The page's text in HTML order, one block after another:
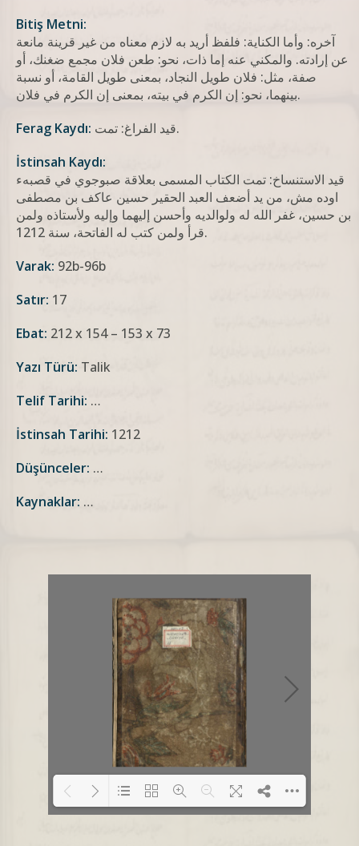
Bitiş Metni:
آخره: وأما الكناية: فلفظ أريد به لازم معناه من غير قرينة مانعة
عن إرادته. والمكني عنه إما ذات، نحو: طعن فلان مجمع ضغنك، أو
صفة، مثل: فلان طويل النجاد، بمعنى طويل القامة، أو نسبة
بينهما، نحو: إن الكرم في بيته، بمعنى إن الكرم في فلان.
Ferag Kaydı:
قيد الفراغ: تمت.
İstinsah Kaydı:
قيد الاستنساخ: تمت الكتاب المسمى بعلاقة صبوجوي في قصبهء
اوده مش، من يد أضعف العبد الحقير حسين عاكف بن مصطفى
بن حسين، غفر الله له ولوالديه وأحسن إليهما وإليه ولأستاذه ولمن
قرأ ولمن كتب له الفاتحة، سنة 1212.
Varak: 92b-96b
Satır: 17
Ebat: 212 x 154 – 153 x 73
Yazı Türü: Talik
Telif Tarihi: …
İstinsah Tarihi: 1212
Düşünceler: …
Kaynaklar: …